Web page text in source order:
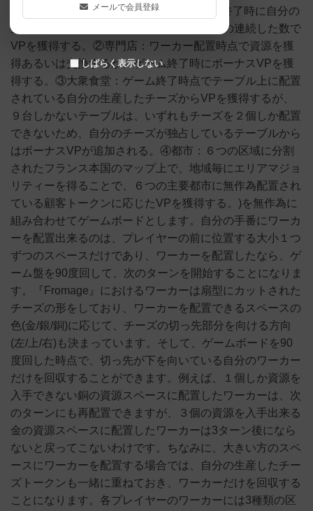
する4タイプのスペース(①催し物：ゲーム終了時に自分の
生産したチーズが販売されているテーブルの連続した数で
VPを獲得する。②専門店：ワーカー配置時点で資源を獲
得あるいは交換するか、ゲーム終了時にボーナスVPを獲
得する。③大衆食堂：ゲーム終了時点でテーブル上に配置
されている自分の生産したチーズからVPを獲得するが、
９台しかないテーブルは、いずれもチーズを２個しか配置
できないため、自分のチーズが独占しているテーブルから
はボーナスVPが追加される。④都市：６つの区域に分割
されたフランス本国のマップ上で、地域毎にエリアマジョ
リティーを得ることで、６つの主要都市に無作為配置され
ている顧客トークンに応じたVPを獲得する。)を無作為に
組み合わせてゲームボードとします。自分の手番にワーカ
ーを配置出来るのは、プレイヤーの前に位置する大小１つ
ずつのスペースだけであり、ワーカーを配置したなら、ゲ
ーム盤を90度回して、次のターンを開始することになりま
す。『Fromage』におけるワーカーは扇型にカットされた
チーズの形をしており、ワーカーを配置できるスペースの
色(金/銀/銅)に応じて、チーズの切っ先部分を向ける方向
(左/上/右)も決まっています。そして、ゲームボードを90
度回した時点で、切っ先が下を向いている自分のワーカー
だけを回収することができます。例えば、１個しか資源を
入手できない銅の資源スペースに配置したワーカーは、次
のターンにも再配置できますが、３個の資源を入手出来る
金の資源スペースに配置したワーカーは3ターン後になら
ないと戻ってこないわけです。ちなみに、大きい方のスペ
ースにワーカーを配置する場合では、自分の生産したチー
ズトークンも一緒に重ねておき、ワーカーだけを回収する
ことになります。各プレイヤーのワーカーには3種類の区
メールで会員登録
しばらく表示しない